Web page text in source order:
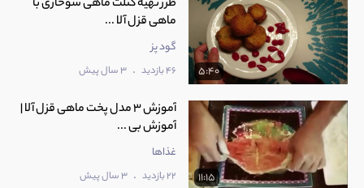
5:40
ماهی قزل آلا ...
گود پز
46 بازدید . 3 سال پیش
11:15
آموزش 3 مدل پخت ماهی قزل آلا |
آموزش بی ...
غذاها
22 بازدید . 3 سال پیش